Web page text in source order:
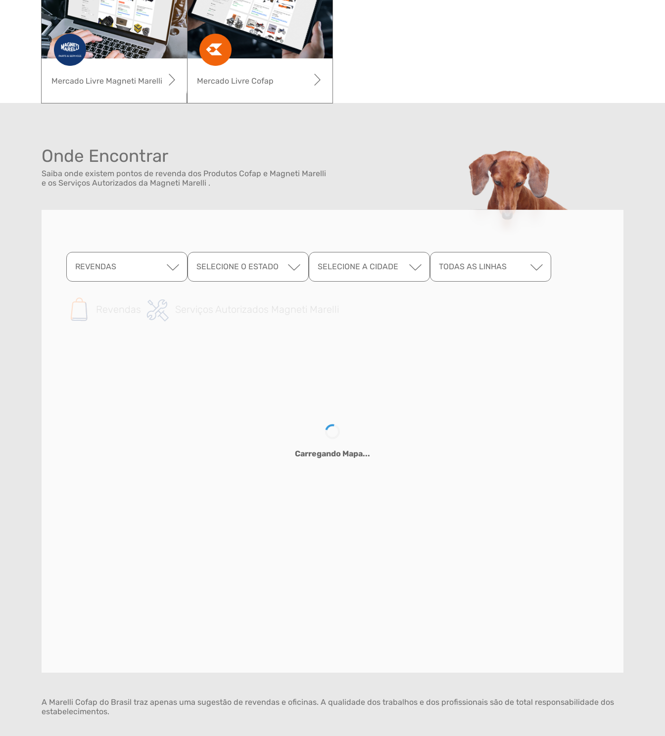
Mercado Livre Cofap
Mercado Livre Magneti Marelli
Onde Encontrar
Saiba onde existem pontos de revenda dos Produtos Cofap e Magneti Marelli
e os Serviços Autorizados da Magneti Marelli .
REVENDAS SELECIONE O ESTADO SELECIONE A CIDADE TODAS AS LINHAS
Revendas Serviços Autorizados Magneti Marelli
Carregando Mapa...
A Marelli Cofap do Brasil traz apenas uma sugestão de revendas e oficinas. A qualidade dos trabalhos e dos profissionais são de total responsabilidade dos
estabelecimentos.